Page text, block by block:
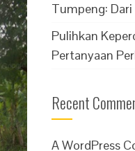
Tumpeng:
Pulihkan
Pertanyaan
Recent
A WordPress